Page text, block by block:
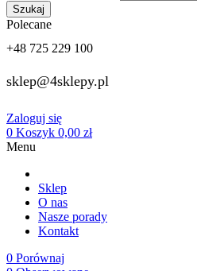
Szukaj
Polecane
+48 725 229 100
sklep@4sklepy.pl
Zaloguj się
0 Koszyk 0,00 zł
Menu
Sklep
O nas
Nasze porady
Kontakt
0 Porównaj